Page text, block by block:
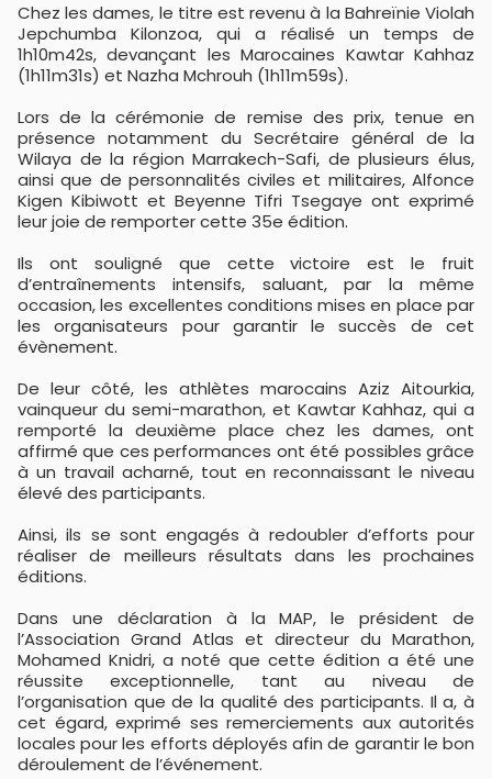
Chez les dames, le titre est revenu à la Bahreïnie Violah
Jepchumba Kilonzoa, qui a réalisé un temps de
1h10m42s, devançant les Marocaines Kawtar Kahhaz
(1h11m31s) et Nazha Mchrouh (1h11m59s).
Lors de la cérémonie de remise des prix, tenue en
présence notamment du Secrétaire général de la
Wilaya de la région Marrakech-Safi, de plusieurs élus,
ainsi que de personnalités civiles et militaires, Alfonce
Kigen Kibiwott et Beyenne Tifri Tsegaye ont exprimé
leur joie de remporter cette 35e édition.
Ils ont souligné que cette victoire est le fruit
d’entraînements intensifs, saluant, par la même
occasion, les excellentes conditions mises en place par
les organisateurs pour garantir le succès de cet
évènement.
De leur côté, les athlètes marocains Aziz Aitourkia,
vainqueur du semi-marathon, et Kawtar Kahhaz, qui a
remporté la deuxième place chez les dames, ont
affirmé que ces performances ont été possibles grâce
à un travail acharné, tout en reconnaissant le niveau
élevé des participants.
Ainsi, ils se sont engagés à redoubler d’efforts pour
réaliser de meilleurs résultats dans les prochaines
éditions.
Dans une déclaration à la MAP, le président de
l’Association Grand Atlas et directeur du Marathon,
Mohamed Knidri, a noté que cette édition a été une
réussite exceptionnelle, tant au niveau de
l’organisation que de la qualité des participants. Il a, à
cet égard, exprimé ses remerciements aux autorités
locales pour les efforts déployés afin de garantir le bon
déroulement de l’événement.